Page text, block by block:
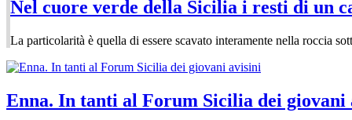
Nel cuore verde della Sicilia i resti di un
La particolarità è quella di essere scavato interamente nella roccia
Enna. In tanti al Forum Sicilia dei giovani